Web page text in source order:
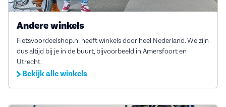
Andere winkels
Fietsvoordeelshop.nl heeft winkels door heel Nederland. We zijn
dus altijd bij je in de buurt, bijvoorbeeld in Amersfoort en
Utrecht.
Bekijk alle winkels